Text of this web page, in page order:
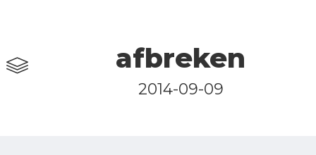
afbreken
2014-09-09